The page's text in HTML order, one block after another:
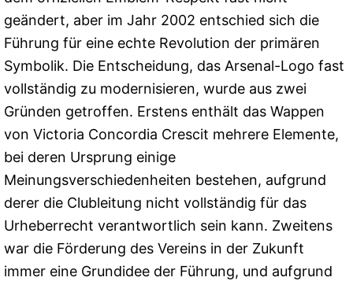
geändert, aber im Jahr 2002 entschied sich die
Führung für eine echte Revolution der primären
Symbolik. Die Entscheidung, das Arsenal-Logo fast
vollständig zu modernisieren, wurde aus zwei
Gründen getroffen. Erstens enthält das Wappen
von Victoria Concordia Crescit mehrere Elemente,
bei deren Ursprung einige
Meinungsverschiedenheiten bestehen, aufgrund
derer die Clubleitung nicht vollständig für das
Urheberrecht verantwortlich sein kann. Zweitens
war die Förderung des Vereins in der Zukunft
immer eine Grundidee der Führung, und aufgrund